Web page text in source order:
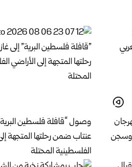
وسجن
وصول “قافلة فلسطين
عنتاب ضمن رحلتها المتجهة
الفلسطينية المحتلة